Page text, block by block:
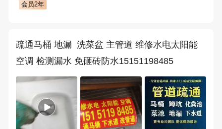
会员2年
疏通马桶 地漏  洗菜盆 主管道 维修水电太阳能
空调 检测漏水 免砸砖防水15151198485